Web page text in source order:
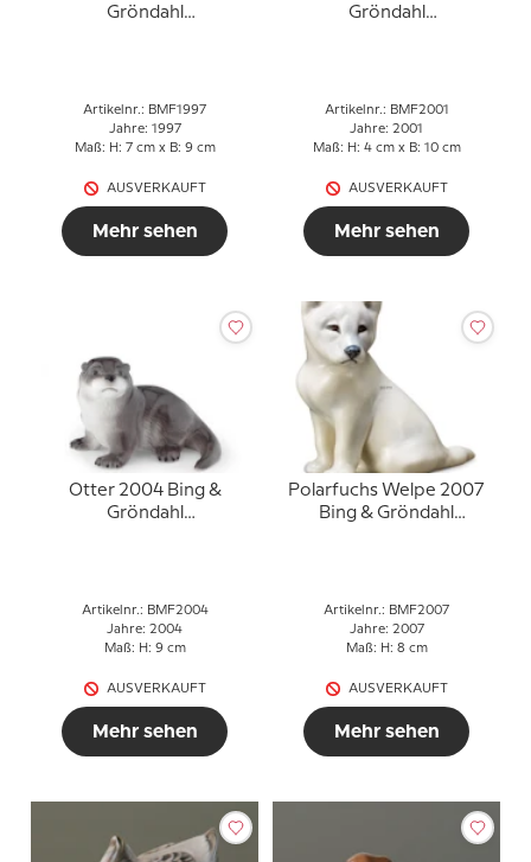
Gröndahl
Artikelnr.: BMF1997
Jahre: 1997
Maß: H: 7 cm x B: 9 cm
AUSVERKAUFT
Mehr sehen
Gröndahl
Artikelnr.: BMF2001
Jahre: 2001
Maß: H: 4 cm x B: 10 cm
AUSVERKAUFT
Mehr sehen
Otter 2004 Bing &
Gröndahl
Artikelnr.: BMF2004
Jahre: 2004
Maß: H: 9 cm
AUSVERKAUFT
Mehr sehen
Polarfuchs Welpe 2007
Bing & Gröndahl
Artikelnr.: BMF2007
Jahre: 2007
Maß: H: 8 cm
AUSVERKAUFT
Mehr sehen